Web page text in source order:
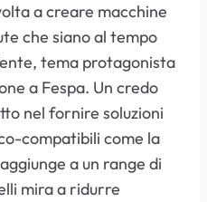
a creare macchine
che siano al tempo
tema protagonista
a Fespa. Un credo
nel fornire soluzioni
compatibili come la
a un range di
mira a ridurre